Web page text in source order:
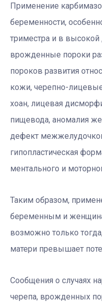
Применение
беременности,
триместра и в
врожденные пороки
пороков развития
кожи, черепно-
хоан, лицевая
пищевода, аномалия
дефект
гипопластическая
ментального и
Таким образом,
беременным и
возможно только
матери превышает
Сообщения о случаях
черепа, врожденных